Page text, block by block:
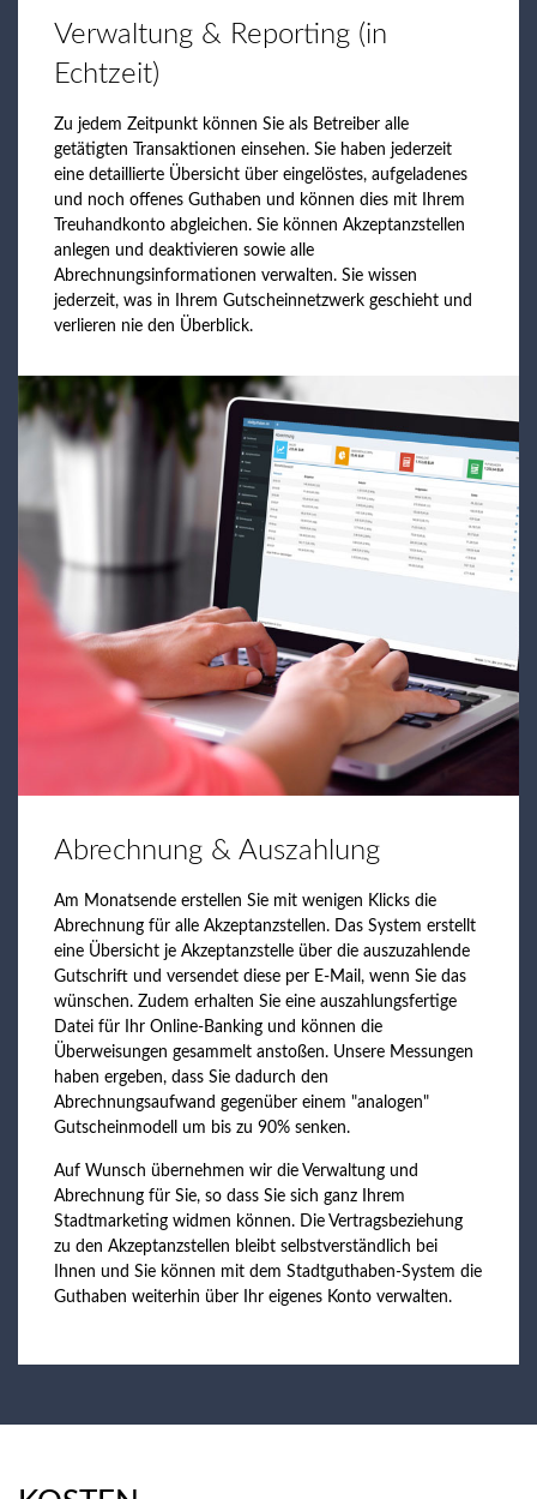
Verwaltung & Reporting (in
Echtzeit)
Zu jedem Zeitpunkt können Sie als Betreiber alle
getätigten Transaktionen einsehen. Sie haben jederzeit
eine detaillierte Übersicht über eingelöstes, aufgeladenes
und noch offenes Guthaben und können dies mit Ihrem
Treuhandkonto abgleichen. Sie können Akzeptanzstellen
anlegen und deaktivieren sowie alle
Abrechnungsinformationen verwalten. Sie wissen
jederzeit, was in Ihrem Gutscheinnetzwerk geschieht und
verlieren nie den Überblick.
Abrechnung & Auszahlung
Am Monatsende erstellen Sie mit wenigen Klicks die
Abrechnung für alle Akzeptanzstellen. Das System erstellt
eine Übersicht je Akzeptanzstelle über die auszuzahlende
Gutschrift und versendet diese per E-Mail, wenn Sie das
wünschen. Zudem erhalten Sie eine auszahlungsfertige
Datei für Ihr Online-Banking und können die
Überweisungen gesammelt anstoßen. Unsere Messungen
haben ergeben, dass Sie dadurch den
Abrechnungsaufwand gegenüber einem "analogen"
Gutscheinmodell um bis zu 90% senken.
Auf Wunsch übernehmen wir die Verwaltung und
Abrechnung für Sie, so dass Sie sich ganz Ihrem
Stadtmarketing widmen können. Die Vertragsbeziehung
zu den Akzeptanzstellen bleibt selbstverständlich bei
Ihnen und Sie können mit dem Stadtguthaben-System die
Guthaben weiterhin über Ihr eigenes Konto verwalten.